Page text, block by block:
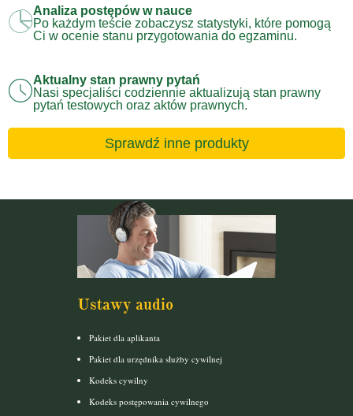
Analiza postępów w nauce
Po każdym teście zobaczysz statystyki, które pomogą
Ci w ocenie stanu przygotowania do egzaminu.
Aktualny stan prawny pytań
Nasi specjaliści codziennie aktualizują stan prawny
pytań testowych oraz aktów prawnych.
Sprawdź inne produkty
Ustawy audio
Pakiet dla aplikanta
Pakiet dla urzędnika służby cywilnej
Kodeks cywilny
Kodeks postępowania cywilnego